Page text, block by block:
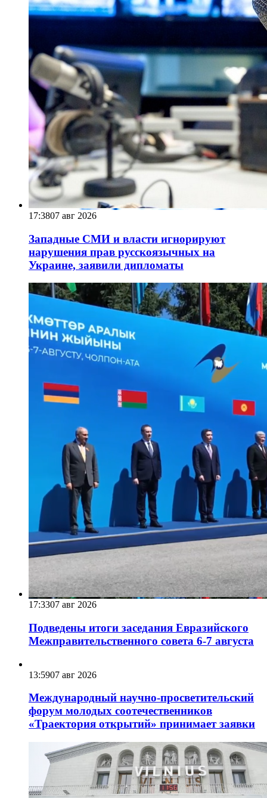
17:3807 авг 2026
Западные СМИ и власти игнорируют
нарушения прав русскоязычных на
Украине, заявили дипломаты
17:3307 авг 2026
Подведены итоги заседания Евразийского
Межправительственного совета 6-7 августа
13:5907 авг 2026
Международный научно-просветительский
форум молодых соотечественников
«Траектория открытий» принимает заявки